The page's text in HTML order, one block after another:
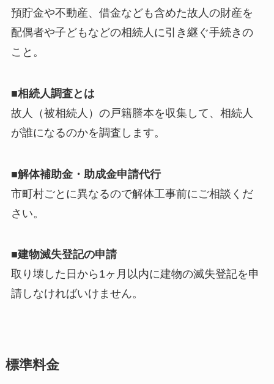
預貯金や不動産、借金なども含めた故人の財産を
配偶者や子どもなどの相続人に引き継ぐ手続きの
こと。
■相続人調査とは
故人（被相続人）の戸籍謄本を収集して、相続人
が誰になるのかを調査します。
■解体補助金・助成金申請代行
市町村ごとに異なるので解体工事前にご相談くだ
さい。
■建物滅失登記の申請
取り壊した日から1ヶ月以内に建物の滅失登記を申
請しなければいけません。
標準料金